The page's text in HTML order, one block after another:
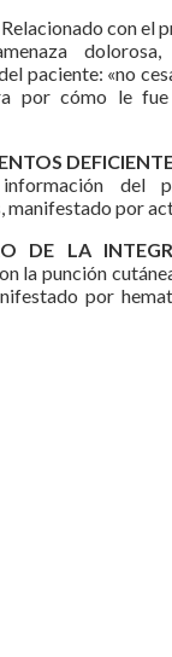
Relacionado con el
paciente: «no
por cómo le
del
manifestado por
DE LA
la punción
por